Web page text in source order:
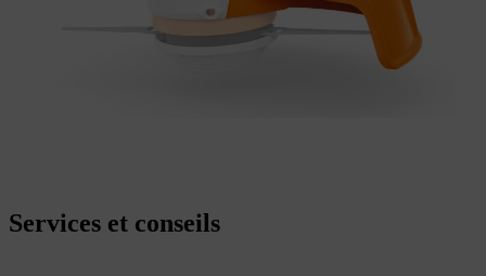
Services et conseils